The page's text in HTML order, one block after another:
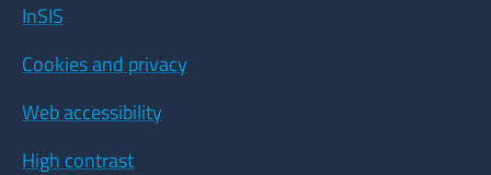
InSIS
Cookies and privacy
Web accessibility
High contrast